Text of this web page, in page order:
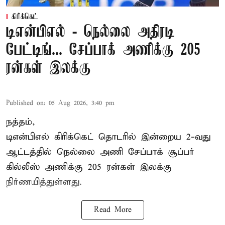
கிரிக்கெட்
டிஎன்பிஎல் - நெல்லை அதிரடி
பேட்டிங்... சேப்பாக் அணிக்கு 205
ரன்கள் இலக்கு
Published on: 05 Aug 2026, 3:40 pm
நத்தம்,
டிஎன்பிஎல் கிரிக்கெட் தொடரில் இன்றைய 2-வது
ஆட்டத்தில் நெல்லை அணி சேப்பாக் சூப்பர்
கில்லீஸ் அணிக்கு 205 ரன்கள் இலக்கு
நிர்ணயித்துள்ளது.
Read More